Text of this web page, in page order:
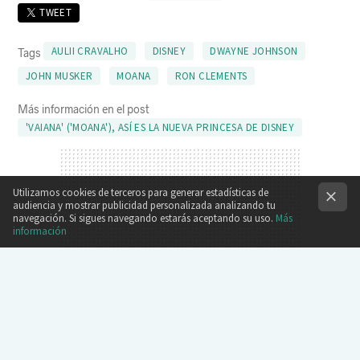
TWEET
Tags AULII CRAVALHO DISNEY
DWAYNE JOHNSON
JOHN MUSKER
MOANA RON CLEMENTS
Más información en el post
'VAIANA' ('MOANA'), ASÍ ES LA NUEVA PRINCESA DE DISNEY
Utilizamos cookies de terceros para generar estadísticas de
audiencia y mostrar publicidad personalizada analizando tu
navegación. Si sigues navegando estarás aceptando su uso. Más
información